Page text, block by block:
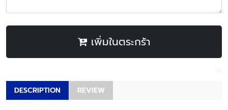
เพิ่มในตระกร้า
DESCRIPTION REVIEW